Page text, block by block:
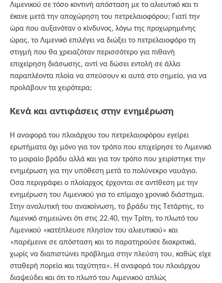
Λιμενικού σε τόσο κοντινή απόσταση με το αλιευτικό και τι
έκανε μετά την αποχώρηση του πετρελαιοφόρου; Γιατί την
ώρα που αυξανόταν ο κίνδυνος, λόγω της προχωρημένης
ώρας, το Λιμενικό επιλέγει να διώξει το πετρελαιοφόρο τη
στιγμή που θα χρειαζόταν περισσότερο για πιθανή
επιχείρηση διάσωσης, αντί να δώσει εντολή σε άλλα
παραπλέοντα πλοία να σπεύσουν κι αυτά στο σημείο, για να
προλάβουν τα χειρότερα;
Κενά και αντιφάσεις στην ενημέρωση
Η αναφορά του πλοιάρχου του πετρελαιοφόρου εγείρει
ερωτήματα όχι μόνο για τον τρόπο που επιχείρησε το Λιμενικό
το μοιραίο βράδυ αλλά και για τον τρόπο που χειρίστηκε την
ενημέρωση για την υπόθεση μετά το πολύνεκρο ναυάγιο.
Οσα περιγράφει ο πλοίαρχος έρχονται σε αντίθεση με την
ενημέρωση του Λιμενικού για το επίμαχο χρονικό διάστημα.
Στην αναλυτική του ανακοίνωση, το βράδυ της Τετάρτης, το
Λιμενικό σημειώνει ότι στις 22.40, την Τρίτη, το πλωτό του
Λιμενικού «κατέπλευσε πλησίον του αλιευτικού» και
«παρέμεινε σε απόσταση και το παρατηρούσε διακριτικά,
χωρίς να διαπιστώνει πρόβλημα στην πλεύση του, καθώς είχε
σταθερή πορεία και ταχύτητα». Η αναφορά του πλοιάρχου
διαψεύδει και ότι το πλωτό του Λιμενικού απλώς